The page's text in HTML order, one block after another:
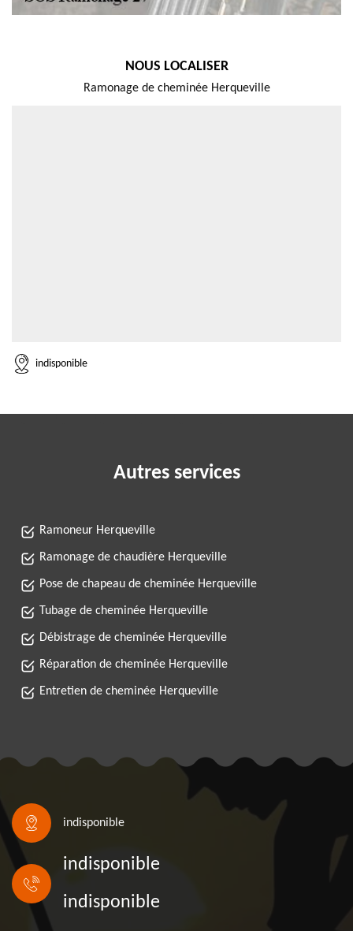
NOUS LOCALISER
Ramonage de cheminée Herqueville
indisponible
Autres services
Ramoneur Herqueville
Ramonage de chaudière Herqueville
Pose de chapeau de cheminée Herqueville
Tubage de cheminée Herqueville
Débistrage de cheminée Herqueville
Réparation de cheminée Herqueville
Entretien de cheminée Herqueville
indisponible
indisponible
indisponible